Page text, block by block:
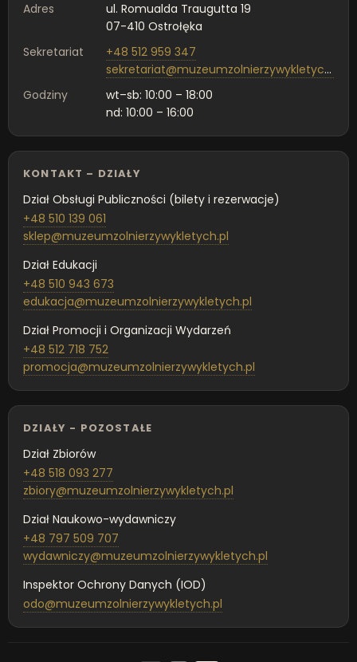
Adres
ul. Romualda Traugutta 19
07-410 Ostrołęka
Sekretariat
+48 512 959 347
sekretariat@muzeumzolnierzywykletych.pl
Godziny
wt–sb: 10:00 – 18:00
nd: 10:00 – 16:00
KONTAKT – DZIAŁY
Dział Obsługi Publiczności (bilety i rezerwacje)
+48 510 139 061
sklep@muzeumzolnierzywykletych.pl
Dział Edukacji
+48 510 943 673
edukacja@muzeumzolnierzywykletych.pl
Dział Promocji i Organizacji Wydarzeń
+48 512 718 752
promocja@muzeumzolnierzywykletych.pl
DZIAŁY - POZOSTAŁE
Dział Zbiorów
+48 518 093 277
zbiory@muzeumzolnierzywykletych.pl
Dział Naukowo-wydawniczy
+48 797 509 707
wydawniczy@muzeumzolnierzywykletych.pl
Inspektor Ochrony Danych (IOD)
odo@muzeumzolnierzywykletych.pl